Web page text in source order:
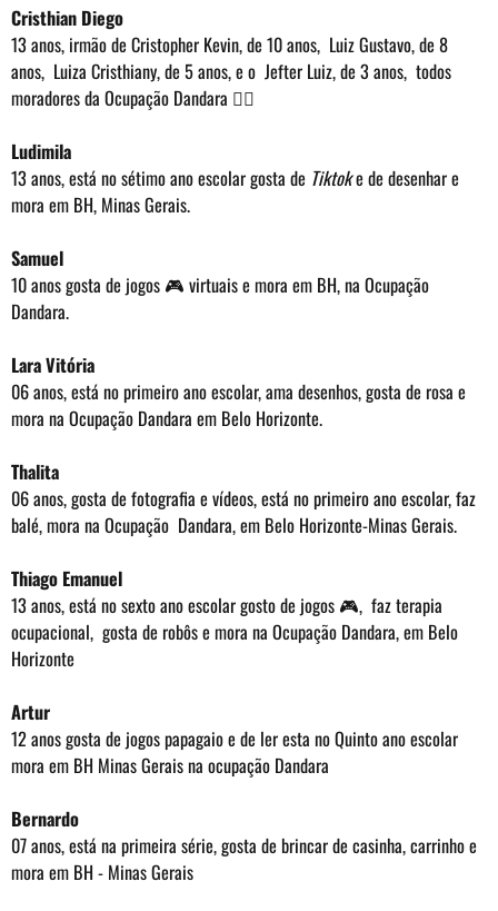
Cristhian Diego
13 anos, irmão de Cristopher Kevin, de 10 anos, Luiz Gustavo, de 8
anos, Luiza Cristhiany, de 5 anos, e o Jefter Luiz, de 3 anos, todos
moradores da Ocupação Dandara ✊🏽
Ludimila
13 anos, está no sétimo ano escolar gosta de Tiktoke de desenhar e
mora em BH, Minas Gerais.
Samuel
10 anos gosta de jogos 🎮 virtuais e mora em BH, na Ocupação
Dandara.
Lara Vitória
06 anos, está no primeiro ano escolar, ama desenhos, gosta de rosa e
mora na Ocupação Dandara em Belo Horizonte.
Thalita
06 anos, gosta de fotografia e vídeos, está no primeiro ano escolar, faz
balé, mora na Ocupação Dandara, em Belo Horizonte-Minas Gerais.
Thiago Emanuel
13 anos, está no sexto ano escolar gosto de jogos 🎮, faz terapia
ocupacional, gosta de robôs e mora na Ocupação Dandara, em Belo
Horizonte
Artur
12 anos gosta de jogos papagaio e de ler esta no Quinto ano escolar
mora em BH Minas Gerais na ocupação Dandara
Bernardo
07 anos, está na primeira série, gosta de brincar de casinha, carrinho e
mora em BH - Minas Gerais